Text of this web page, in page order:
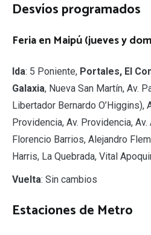
Desvíos programados
Feria en Maipú (jueves y
Ida: 5 Poniente, Portales, El
Galaxia, Nueva San Martín, Av.
Libertador Bernardo O’Higgins),
Providencia, Av. Providencia,
Florencio Barrios, Alejandro
Harris, La Quebrada, Vital
Vuelta: Sin cambios
Estaciones de Metro